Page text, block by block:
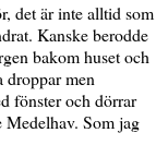
det är inte alltid som
Kanske berodde
bakom huset och
droppar men
fönster och dörrar
Medelhav. Som jag